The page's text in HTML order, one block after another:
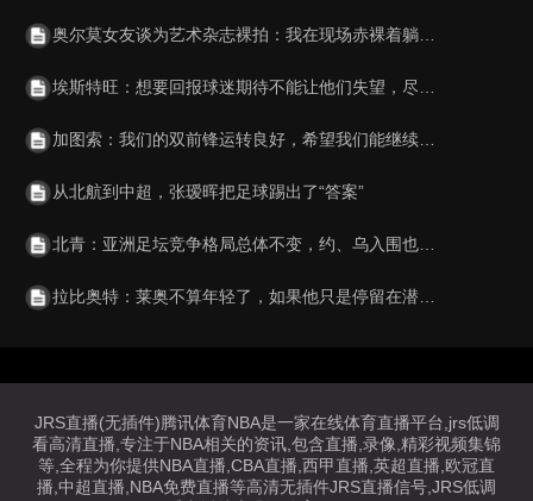
奥尔莫女友谈为艺术杂志裸拍：我在现场赤裸着躺了七个小时
埃斯特旺：想要回报球迷期待不能让他们失望，尽我所能让他们骄傲
加图索：我们的双前锋运转良好，希望我们能继续保持并不断进步
从北航到中超，张瑷晖把足球踢出了“答案”
北青：亚洲足坛竞争格局总体不变，约、乌入围也是厚积薄发的结果
拉比奥特：莱奥不算年轻了，如果他只是停留在潜力阶段就太可惜了
JRS直播(无插件)腾讯体育NBA是一家在线体育直播平台,jrs低调
看高清直播,专注于NBA相关的资讯,包含直播,录像,精彩视频集锦
等,全程为你提供NBA直播,CBA直播,西甲直播,英超直播,欧冠直
播,中超直播,NBA免费直播等高清无插件JRS直播信号,JRS低调